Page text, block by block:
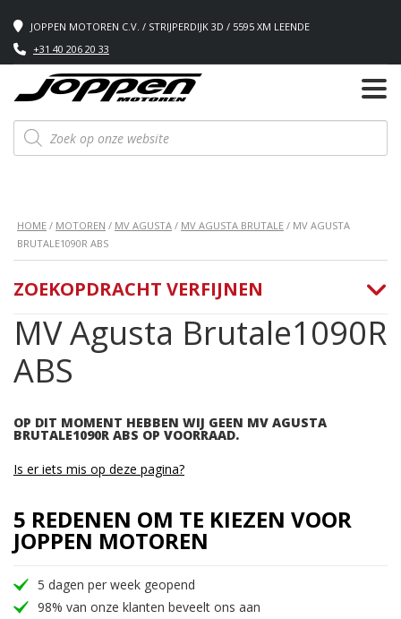
JOPPEN MOTOREN C.V. / STRIJPERDIJK 3D / 5595 XM LEENDE
+31 40 206 20 33
Producten
zoeken
HOME / MOTOREN / MV AGUSTA / MV AGUSTA BRUTALE / MV AGUSTA
BRUTALE1090R ABS
MV Agusta Brutale1090R
ABS
OP DIT MOMENT HEBBEN WIJ GEEN MV AGUSTA
BRUTALE1090R ABS OP VOORRAAD.
ZOEKOPDRACHT VERFIJNEN
Is er iets mis op deze pagina?
5 REDENEN OM TE KIEZEN VOOR
JOPPEN MOTOREN
5 dagen per week geopend
98% van onze klanten beveelt ons aan